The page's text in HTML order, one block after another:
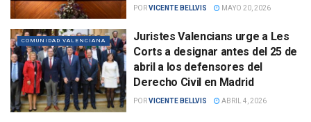
PORVICENTE BELLVIS MAYO 20, 2026
COMUNIDAD VALENCIANA
Juristes Valencians urge a Les
Corts a designar antes del 25 de
abril a los defensores del
Derecho Civil en Madrid
PORVICENTE BELLVIS ABRIL 4, 2026